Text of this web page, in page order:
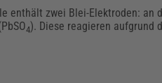
enthält zwei Blei-Elektroden: an
4). Diese reagieren aufgrund